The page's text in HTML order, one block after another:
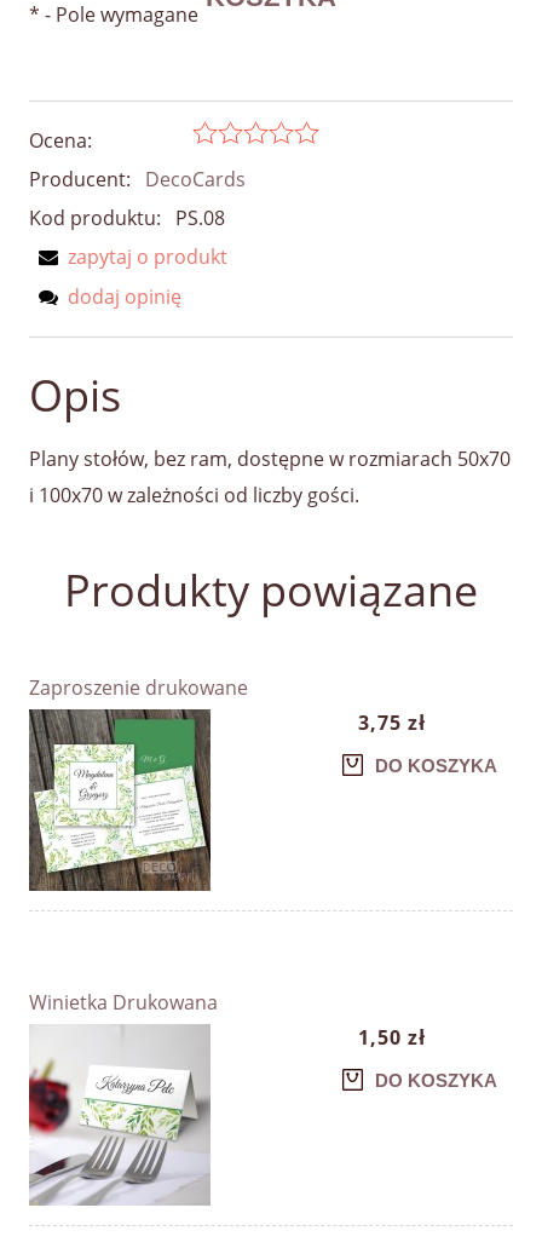
* - Pole wymagane
Ocena:
Producent:
DecoCards
Kod produktu:
PS.08
zapytaj o produkt
dodaj opinię
Opis
Plany stołów, bez ram, dostępne w rozmiarach 50x70
i 100x70 w zależności od liczby gości.
Produkty powiązane
Zaproszenie drukowane
3,75 zł
DO KOSZYKA
Winietka Drukowana
1,50 zł
DO KOSZYKA